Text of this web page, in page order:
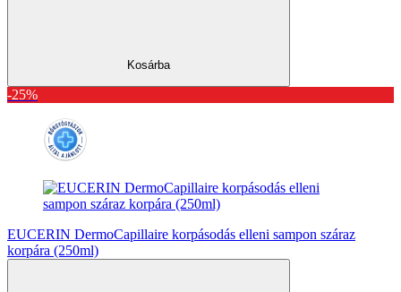
Kosárba
-25%
EUCERIN DermoCapillaire korpásodás elleni sampon száraz
korpára (250ml)